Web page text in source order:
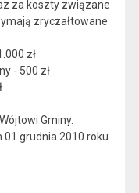
za koszty związane
zryczałtowane
zł
- 500 zł
Gminy.
grudnia 2010 roku.